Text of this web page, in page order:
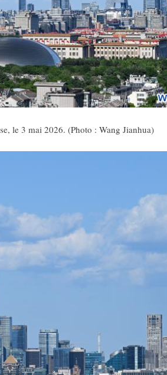
le 3 mai 2026. (Photo : Wang Jianhua)